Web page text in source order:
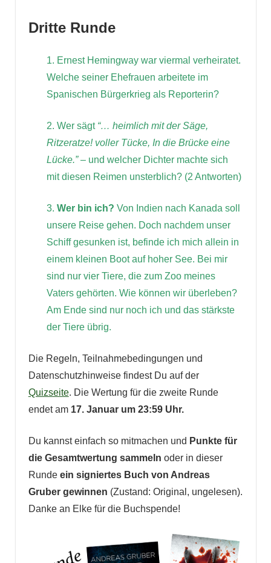
Dritte Runde
1. Ernest Hemingway war viermal verheiratet.
Welche seiner Ehefrauen arbeitete im
Spanischen Bürgerkrieg als Reporterin?
2. Wer sägt “… heimlich mit der Säge,
Ritzeratze! voller Tücke, In die Brücke eine
Lücke.”– und welcher Dichter machte sich
mit diesen Reimen unsterblich? (2 Antworten)
3. Wer bin ich? Von Indien nach Kanada soll
unsere Reise gehen. Doch nachdem unser
Schiff gesunken ist, befinde ich mich allein in
einem kleinen Boot auf hoher See. Bei mir
sind nur vier Tiere, die zum Zoo meines
Vaters gehörten. Wie können wir überleben?
Am Ende sind nur noch ich und das stärkste
der Tiere übrig.
Die Regeln, Teilnahmebedingungen und
Datenschutzhinweise findest Du auf der
Quizseite. Die Wertung für die zweite Runde
endet am 17. Januar um 23:59 Uhr.
Du kannst einfach so mitmachen und Punkte für
die Gesamtwertung sammeln oder in dieser
Runde ein signiertes Buch von Andreas
Gruber gewinnen (Zustand: Original, ungelesen).
Danke an Elke für die Buchspende!